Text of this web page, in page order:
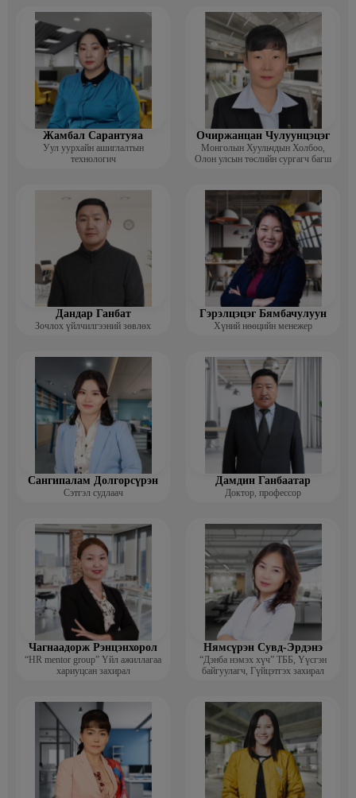
Жамбал Сарантуяа
Уул уурхайн ашиглалтын
технологич
Очиржанцан Чулуунцэцэг
Монголын Хуульчдын Холбоо,
Олон улсын төслийн сургагч багш
Дандар Ганбат
Зочлох үйлчилгээний зөвлөх
Гэрэлцэцэг Бямбачулуун
Хүний нөөцийн менежер
Сангипалам Долгорсүрэн
Сэтгэл судлаач
Дамдин Ганбаатар
Доктор, профессор
Чагнаадорж Рэнцэнхорол
“HR mentor group” Үйл ажиллагаа
хариуцсан захирал
Нямсүрэн Сувд-Эрдэнэ
“Дэнба нэмэх хүч” ТББ, Үүсгэн
байгуулагч, Гүйцэтгэх захирал